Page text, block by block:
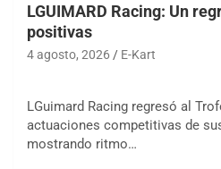
LGUIMARD Racing: Un
positivas
4 agosto, 2026 E-Kart
LGuimard Racing regresó al
actuaciones competitivas de
mostrando ritmo…